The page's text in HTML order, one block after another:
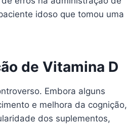
idoso que tomou uma
de Vitamina D
Embora alguns
e melhora da cognição,
dos suplementos,